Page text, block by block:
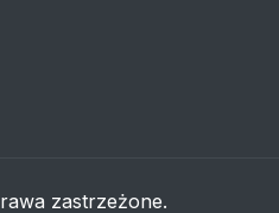
zastrzeżone.